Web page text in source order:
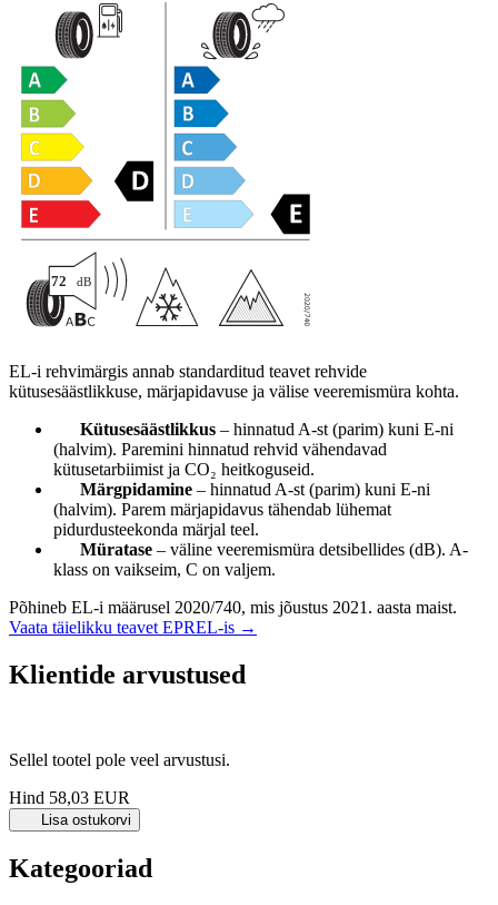
EL-i rehvimärgis annab standarditud teavet rehvide
kütusesäästlikkuse, märjapidavuse ja välise veeremismüra kohta.
Kütusesäästlikkus – hinnatud A-st (parim) kuni E-ni
(halvim). Paremini hinnatud rehvid vähendavad
kütusetarbiimist ja CO₂ heitkoguseid.
Märgpidamine – hinnatud A-st (parim) kuni E-ni
(halvim). Parem märjapidavus tähendab lühemat
pidurdusteekonda märjal teel.
Müratase – väline veeremismüra detsibellides (dB). A-
klass on vaikseim, C on valjem.
Põhineb EL-i määrusel 2020/740, mis jõustus 2021. aasta maist.
Vaata täielikku teavet EPREL-is →
Klientide arvustused
Sellel tootel pole veel arvustusi.
Hind 58,03 EUR
Lisa ostukorvi
Kategooriad